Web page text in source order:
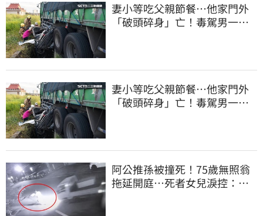
妻小等吃父親節餐⋯他家門外
「破頭碎身」亡！毒駕男一路
妻小等吃父親節餐⋯他家門外
「破頭碎身」亡！毒駕男一路
阿公推孫被撞死！75歲無照翁
拖延開庭…死者女兒淚控：等